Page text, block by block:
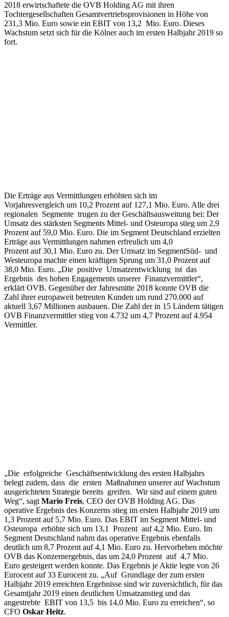
2018 erwirtschaftete die OVB Holding AG mit ihren
Tochtergesellschaften Gesamtvertriebsprovisionen in Höhe von
231,3 Mio. Euro sowie ein EBIT von 13,2 Mio. Euro. Dieses
Wachstum setzt sich für die Kölner auch im ersten Halbjahr 2019 so
fort.
Die Erträge aus Vermittlungen erhöhten sich im
Vorjahresvergleich um 10,2 Prozent auf 127,1 Mio. Euro. Alle drei
regionalen Segmente trugen zu der Geschäftsausweitung bei: Der
Umsatz des stärksten Segments Mittel- und Osteuropa stieg um 2,9
Prozent auf 59,0 Mio. Euro. Die im Segment Deutschland erzielten
Erträge aus Vermittlungen nahmen erfreulich um 4,0
Prozent auf 30,1 Mio. Euro zu. Der Umsatz im SegmentSüd- und
Westeuropa machte einen kräftigen Sprung um 31,0 Prozent auf
38,0 Mio. Euro. „Die positive Umsatzentwicklung ist das
Ergebnis des hohen Engagements unserer Finanzvermittler“,
erklärt OVB. Gegenüber der Jahresmitte 2018 konnte OVB die
Zahl ihrer europaweit betreuten Kunden um rund 270.000 auf
aktuell 3,67 Millionen ausbauen. Die Zahl der in 15 Ländern tätigen
OVB Finanzvermittler stieg von 4.732 um 4,7 Prozent auf 4.954
Vermittler.
„Die erfolgreiche Geschäftsentwicklung des ersten Halbjahrs
belegt zudem, dass die ersten Maßnahmen unserer auf Wachstum
ausgerichteten Strategie bereits greifen. Wir sind auf einem guten
Weg“, sagtMario Freis, CEO der OVB Holding AG. Das
operative Ergebnis des Konzerns stieg im ersten Halbjahr 2019 um
1,3 Prozent auf 5,7 Mio. Euro. Das EBIT im Segment Mittel- und
Osteuropa erhöhte sich um 13,1 Prozent auf 4,2 Mio. Euro. Im
Segment Deutschland nahm das operative Ergebnis ebenfalls
deutlich um 8,7 Prozent auf 4,1 Mio. Euro zu. Hervorheben möchte
OVB das Konzernergebnis, das um 24,0 Prozent auf 4,7 Mio.
Euro gesteigert werden konnte. Das Ergebnis je Aktie legte von 26
Eurocent auf 33 Eurocent zu. „Auf Grundlage der zum ersten
Halbjahr 2019 erreichten Ergebnisse sind wir zuversichtlich, für das
Gesamtjahr 2019 einen deutlichen Umsatzanstieg und das
angestrebte EBIT von 13,5 bis 14,0 Mio. Euro zu erreichen“, so
CFO Oskar Heitz.